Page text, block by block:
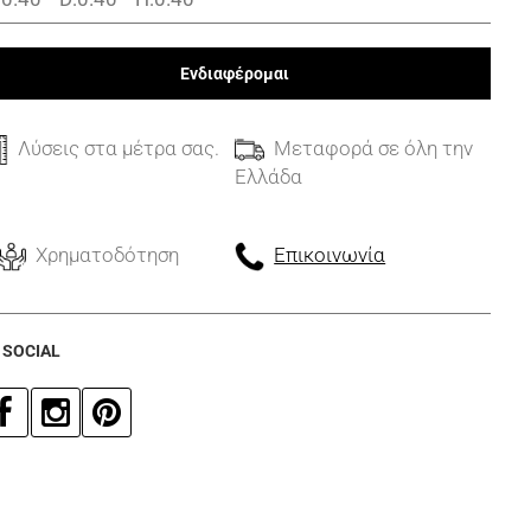
Ενδιαφέρομαι
Λύσεις στα μέτρα σας.
Μεταφορά σε όλη την
Ελλάδα
Χρηματοδότηση Επικοινωνία
SOCIAL